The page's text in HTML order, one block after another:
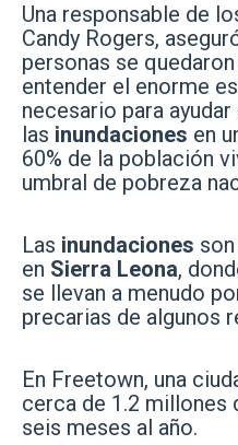
Una responsable de
Candy Rogers,
personas se
entender el enorme
necesario para
las inundaciones en
60% de la población
umbral de pobreza
Las inundaciones
en Sierra Leona,
se llevan a menudo
precarias de algunos
En Freetown, una
cerca de 1.2 millones
seis meses al año.